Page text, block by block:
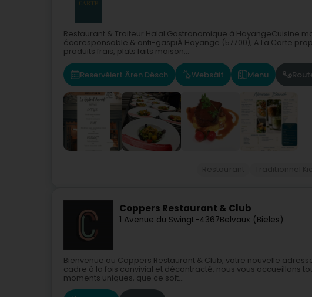
Restaurant & Traiteur Halal Gastronomique à HayangeCuisine
écoresponsable & anti-gaspiÀ Hayange (57700), À La Carte
produits frais, plats faits maison...
Reservéiert Ären Dësch Websäit Menu
Coppers Restaurant & Club
1 Avenue du SwingL-4367Belvaux (Bieles)
Bienvenue au Coppers Restaurant & Club, votre nouvelle
cadre à la fois convivial et décontracté, nous vous accueillons
moments uniques, que ce soit...